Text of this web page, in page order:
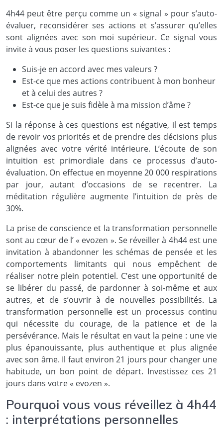
4h44 peut être perçu comme un « signal » pour s’auto-
évaluer, reconsidérer ses actions et s’assurer qu’elles
sont alignées avec son moi supérieur. Ce signal vous
invite à vous poser les questions suivantes :
Suis-je en accord avec mes valeurs ?
Est-ce que mes actions contribuent à mon bonheur
et à celui des autres ?
Est-ce que je suis fidèle à ma mission d’âme ?
Si la réponse à ces questions est négative, il est temps
de revoir vos priorités et de prendre des décisions plus
alignées avec votre vérité intérieure. L’écoute de son
intuition est primordiale dans ce processus d’auto-
évaluation. On effectue en moyenne 20 000 respirations
par jour, autant d’occasions de se recentrer. La
méditation régulière augmente l’intuition de près de
30%.
La prise de conscience et la transformation personnelle
sont au cœur de l’ « evozen ». Se réveiller à 4h44 est une
invitation à abandonner les schémas de pensée et les
comportements limitants qui nous empêchent de
réaliser notre plein potentiel. C’est une opportunité de
se libérer du passé, de pardonner à soi-même et aux
autres, et de s’ouvrir à de nouvelles possibilités. La
transformation personnelle est un processus continu
qui nécessite du courage, de la patience et de la
persévérance. Mais le résultat en vaut la peine : une vie
plus épanouissante, plus authentique et plus alignée
avec son âme. Il faut environ 21 jours pour changer une
habitude, un bon point de départ. Investissez ces 21
jours dans votre « evozen ».
Pourquoi vous vous réveillez à 4h44
: interprétations personnelles